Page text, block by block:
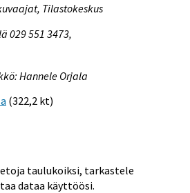
Tilastokeskus
029 551 3473,
Hannele Orjala
(322,2 kt)
taulukoiksi, tarkastele
dataa käyttöösi.